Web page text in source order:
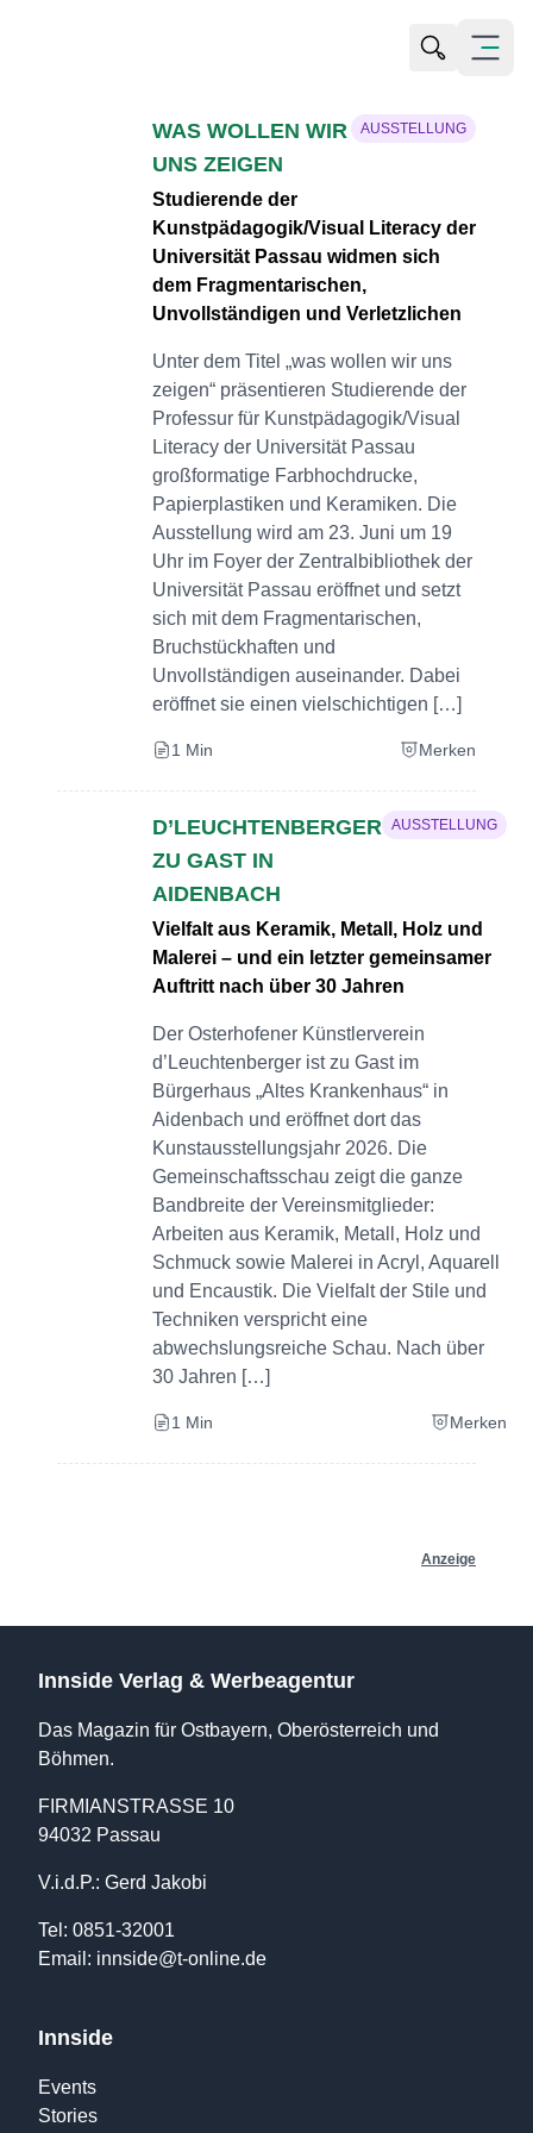
Suche
Menü
WAS WOLLEN WIR
UNS ZEIGEN
AUSSTELLUNG
Studierende der
Kunstpädagogik/Visual Literacy der
Universität Passau widmen sich
dem Fragmentarischen,
Unvollständigen und Verletzlichen
Unter dem Titel „was wollen wir uns
zeigen“ präsentieren Studierende der
Professur für Kunstpädagogik/Visual
Literacy der Universität Passau
großformatige Farbhochdrucke,
Papierplastiken und Keramiken. Die
Ausstellung wird am 23. Juni um 19
Uhr im Foyer der Zentralbibliothek der
Universität Passau eröffnet und setzt
sich mit dem Fragmentarischen,
Bruchstückhaften und
Unvollständigen auseinander. Dabei
eröffnet sie einen vielschichtigen […]
1 Min Merken
D’LEUCHTENBERGER
ZU GAST IN
AIDENBACH
AUSSTELLUNG
Vielfalt aus Keramik, Metall, Holz und
Malerei – und ein letzter gemeinsamer
Auftritt nach über 30 Jahren
Der Osterhofener Künstlerverein
d’Leuchtenberger ist zu Gast im
Bürgerhaus „Altes Krankenhaus“ in
Aidenbach und eröffnet dort das
Kunstausstellungsjahr 2026. Die
Gemeinschaftsschau zeigt die ganze
Bandbreite der Vereinsmitglieder:
Arbeiten aus Keramik, Metall, Holz und
Schmuck sowie Malerei in Acryl, Aquarell
und Encaustik. Die Vielfalt der Stile und
Techniken verspricht eine
abwechslungsreiche Schau. Nach über
30 Jahren […]
1 Min Merken
Anzeige
Innside Verlag & Werbeagentur
Das Magazin für Ostbayern, Oberösterreich und
Böhmen.
FIRMIANSTRASSE 10
94032 Passau
V.i.d.P.: Gerd Jakobi
Tel: 0851-32001
Email: innside@t-online.de
Innside
Events
Stories